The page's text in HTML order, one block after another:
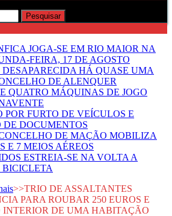
JOGA-SE EM RIO MAIOR NA
FEIRA, 17 DE AGOSTO
HÁ QUASE UMA
DE ALENQUER
QUATRO MÁQUINAS DE JOGO
POR FURTO DE VEÍCULOS E
DOCUMENTOS
DE MAÇÃO MOBILIZA
E 7 MEIOS AÉREOS
ESTREIA-SE NA VOLTA A
BICICLETA
>>TRIO DE ASSALTANTES
PARA ROUBAR 250 EUROS E
DE UMA HABITAÇÃO